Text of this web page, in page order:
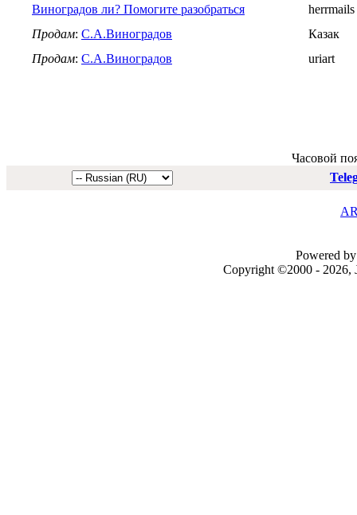
Виноградов ли? Помогите разобраться
herrmails
Продам: С.А.Виноградов
Казак
Продам: С.А.Виноградов uriart
Часовой
Powered
Copyright ©2000 - 2026,